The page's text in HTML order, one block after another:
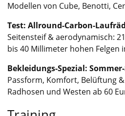
Modellen von Cube, Benotti,
Test: Allround-Carbon-
Seitensteif & aerodynamisch:
bis 40 Millimeter hohen Felgen
Bekleidungs-Spezial:
Passform, Komfort, Belüftung
Radhosen und Westen ab 60